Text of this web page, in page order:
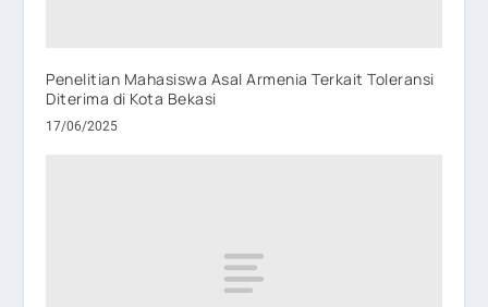
Penelitian Mahasiswa Asal Armenia Terkait Toleransi
Diterima di Kota Bekasi
17/06/2025